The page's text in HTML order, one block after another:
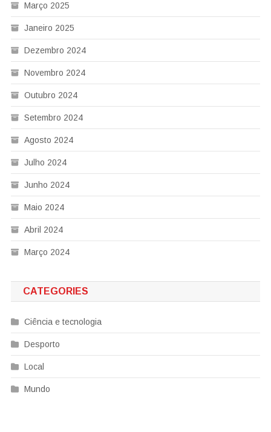
Março 2025
Janeiro 2025
Dezembro 2024
Novembro 2024
Outubro 2024
Setembro 2024
Agosto 2024
Julho 2024
Junho 2024
Maio 2024
Abril 2024
Março 2024
CATEGORIES
Ciência e tecnologia
Desporto
Local
Mundo